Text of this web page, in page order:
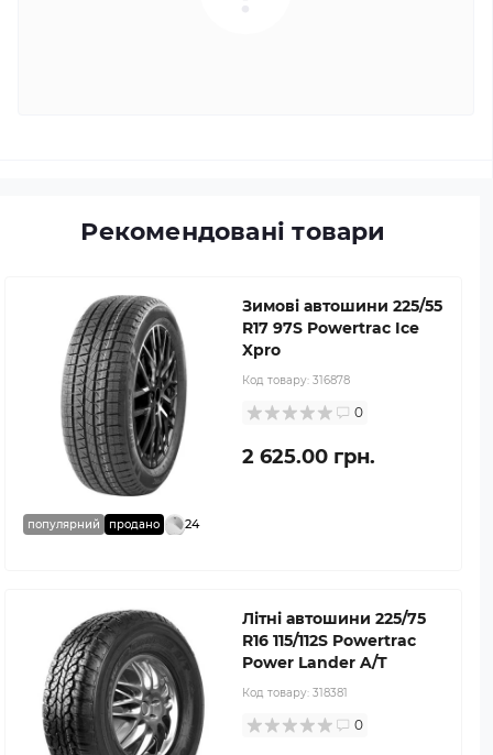
Рекомендовані товари
популярний продано 24
Зимові автошини 225/55
R17 97S Powertrac Ice
Xpro
Код товару: 316878
0
2 625.00 грн.
Літні автошини 225/75
R16 115/112S Powertrac
Power Lander A/T
Код товару: 318381
0